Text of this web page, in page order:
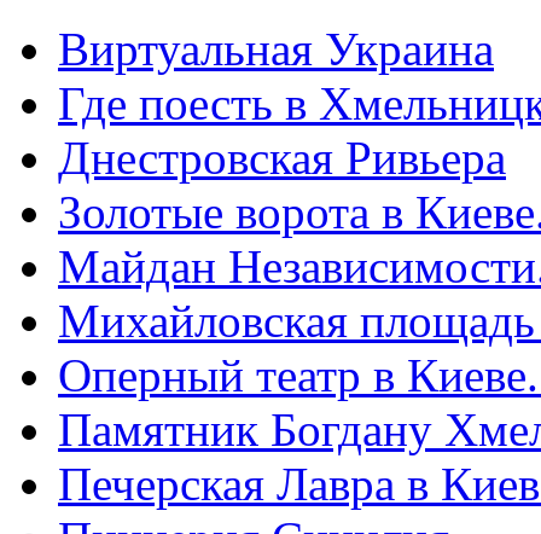
Виртуальная Украина
Где поесть в
Днестровская Ривьера
Золотые ворота в
Майдан
Михайловская
Оперный театр в
Памятник Богдану
Печерская Лавра в